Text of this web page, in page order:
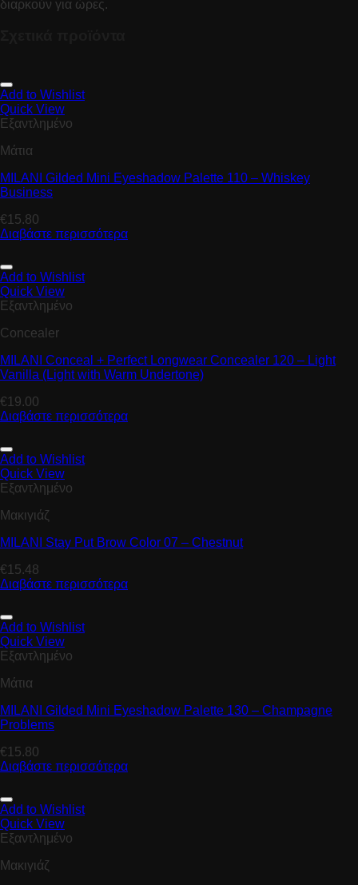
διαρκούν για ώρες.
Add to Wishlist
Quick View
Εξαντλημένο
Μάτια
MILANI Gilded Mini Eyeshadow Palette 110 – Whiskey
Business
€15.80
Διαβάστε περισσότερα
Add to Wishlist
Quick View
Εξαντλημένο
Concealer
MILANI Conceal + Perfect Longwear Concealer 120 – Light
Vanilla (Light with Warm Undertone)
€19.00
Διαβάστε περισσότερα
Add to Wishlist
Quick View
Εξαντλημένο
Μακιγιάζ
MILANI Stay Put Brow Color 07 – Chestnut
€15.48
Διαβάστε περισσότερα
Add to Wishlist
Quick View
Εξαντλημένο
Μάτια
MILANI Gilded Mini Eyeshadow Palette 130 – Champagne
Problems
€15.80
Διαβάστε περισσότερα
Add to Wishlist
Quick View
Εξαντλημένο
Μακιγιάζ